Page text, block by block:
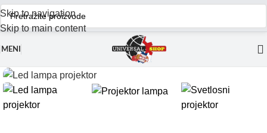
Skip to navigation
Skip to main content
MENI